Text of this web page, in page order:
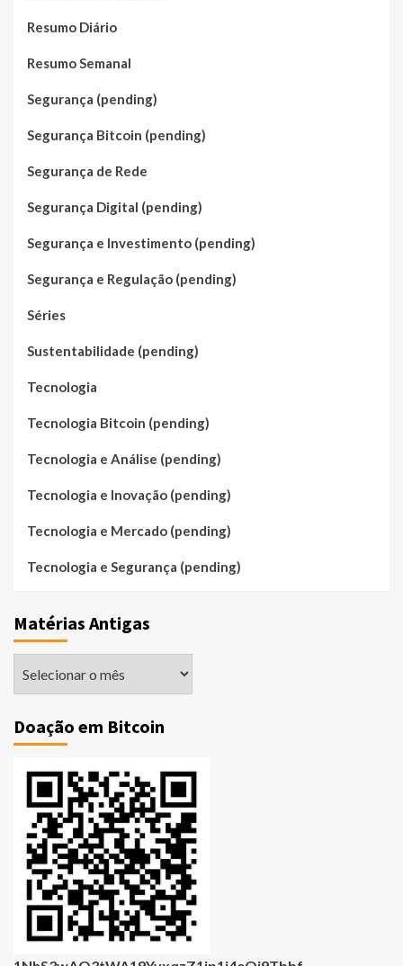
Resumo Diário
Resumo Semanal
Segurança (pending)
Segurança Bitcoin (pending)
Segurança de Rede
Segurança Digital (pending)
Segurança e Investimento (pending)
Segurança e Regulação (pending)
Séries
Sustentabilidade (pending)
Tecnologia
Tecnologia Bitcoin (pending)
Tecnologia e Análise (pending)
Tecnologia e Inovação (pending)
Tecnologia e Mercado (pending)
Tecnologia e Segurança (pending)
Matérias Antigas
Doação em Bitcoin